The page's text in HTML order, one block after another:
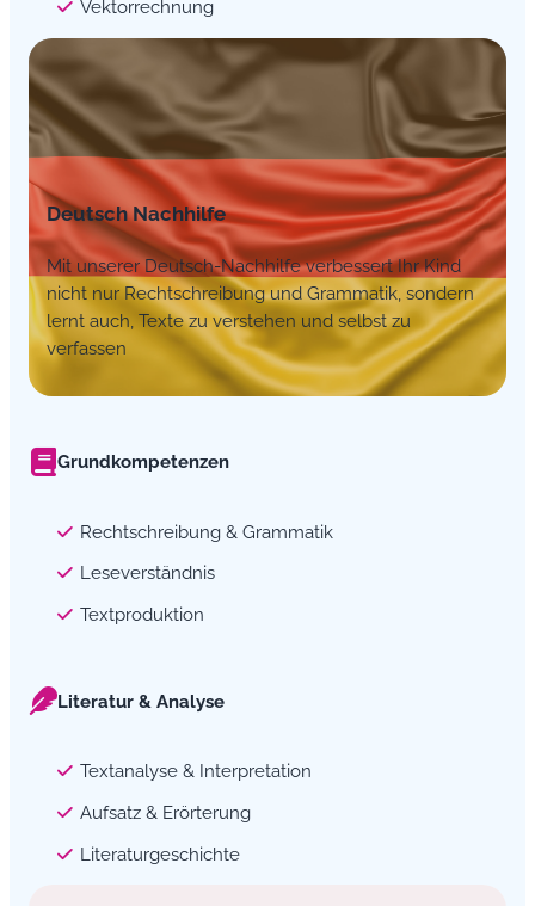
Vektorrechnung
Deutsch Nachhilfe
Mit unserer Deutsch-Nachhilfe verbessert Ihr Kind
nicht nur Rechtschreibung und Grammatik, sondern
lernt auch, Texte zu verstehen und selbst zu
verfassen
Grundkompetenzen
Rechtschreibung & Grammatik
Leseverständnis
Textproduktion
Literatur & Analyse
Textanalyse & Interpretation
Aufsatz & Erörterung
Literaturgeschichte